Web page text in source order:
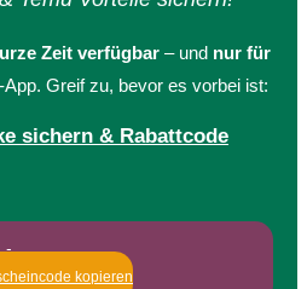
Zeit verfügbar – und nur für
App. Greif zu, bevor es vorbei ist:
sichern & Rabattcode
kopieren